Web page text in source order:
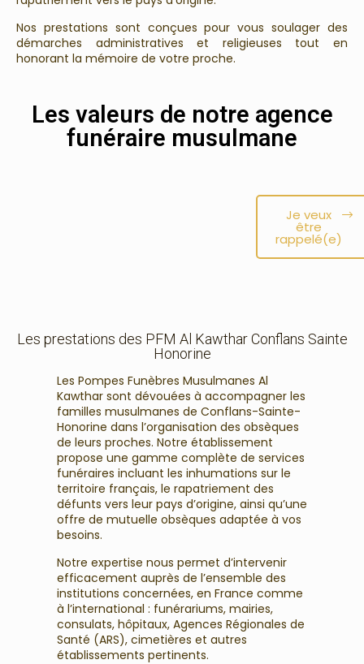
Nos prestations sont conçues pour vous soulager des
démarches administratives et religieuses tout en
honorant la mémoire de votre proche.
Les valeurs de notre agence
funéraire musulmane
Je veux
être
rappelé(e)
Les prestations des PFM Al Kawthar Conflans Sainte
Honorine
Les Pompes Funèbres Musulmanes Al
Kawthar sont dévouées à accompagner les
familles musulmanes de Conflans-Sainte-
Honorine dans l’organisation des obsèques
de leurs proches. Notre établissement
propose une gamme complète de services
funéraires incluant les inhumations sur le
territoire français, le rapatriement des
défunts vers leur pays d’origine, ainsi qu’une
offre de mutuelle obsèques adaptée à vos
besoins.
Notre expertise nous permet d’intervenir
efficacement auprès de l’ensemble des
institutions concernées, en France comme
à l’international : funérariums, mairies,
consulats, hôpitaux, Agences Régionales de
Santé (ARS), cimetières et autres
établissements pertinents.